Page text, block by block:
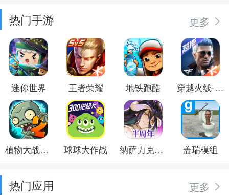
热门手游 更多
迷你世界 王者荣耀 地铁跑酷 穿越火线-枪战王者
植物大战僵尸2 球球大作战 纳萨力克之王 盖瑞模组
热门应用 更多